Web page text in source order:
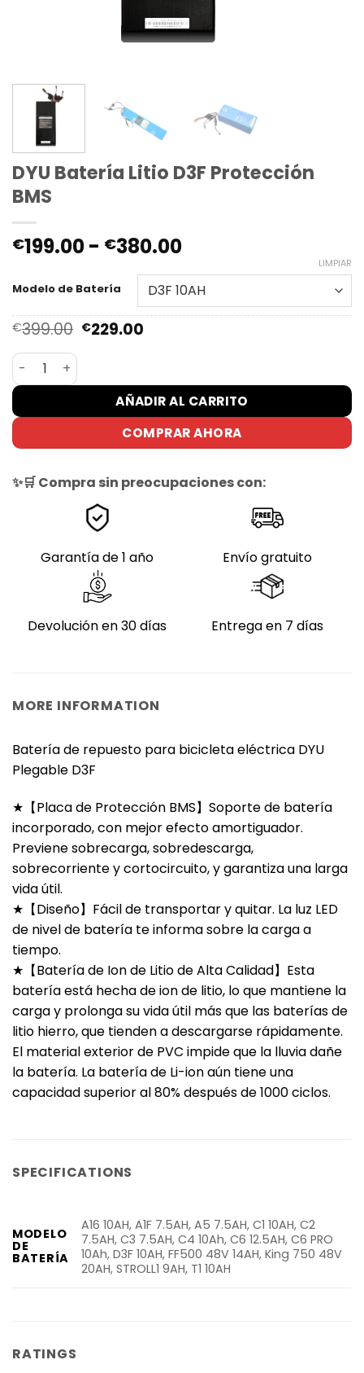
DYU Batería Litio D3F Protección
BMS
€199.00- €380.00Rango
precios:
desde
€199.00
Modelo de Batería
LIMPIAR
€399.00 El
€399.00.
€229.00El
€229.00.
DYU Batería Litio D3F Protección BMS cantidad
AÑADIR AL CARRITO
COMPRAR AHORA
✨🛒 Compra sin preocupaciones con:
Garantía de 1 año Envío gratuito
Devolución en 30 días Entrega en 7 días
MORE INFORMATION
Batería de repuesto para bicicleta eléctrica DYU
Plegable D3F
★【Placa de Protección BMS】Soporte de batería
incorporado, con mejor efecto amortiguador.
Previene sobrecarga, sobredescarga,
sobrecorriente y cortocircuito, y garantiza una larga
vida útil.
★【Diseño】Fácil de transportar y quitar. La luz LED
de nivel de batería te informa sobre la carga a
tiempo.
★【Batería de Ion de Litio de Alta Calidad】Esta
batería está hecha de ion de litio, lo que mantiene la
carga y prolonga su vida útil más que las baterías de
litio hierro, que tienden a descargarse rápidamente.
El material exterior de PVC impide que la lluvia dañe
la batería. La batería de Li-ion aún tiene una
capacidad superior al 80% después de 1000 ciclos.
SPECIFICATIONS
MODELO
DE
BATERÍA
A16 10AH, A1F 7.5AH, A5 7.5AH, C1 10AH, C2
7.5AH, C3 7.5AH, C4 10Ah, C6 12.5AH, C6 PRO
10Ah, D3F 10AH, FF500 48V 14AH, King 750 48V
20AH, STROLL1 9AH, T1 10AH
RATINGS